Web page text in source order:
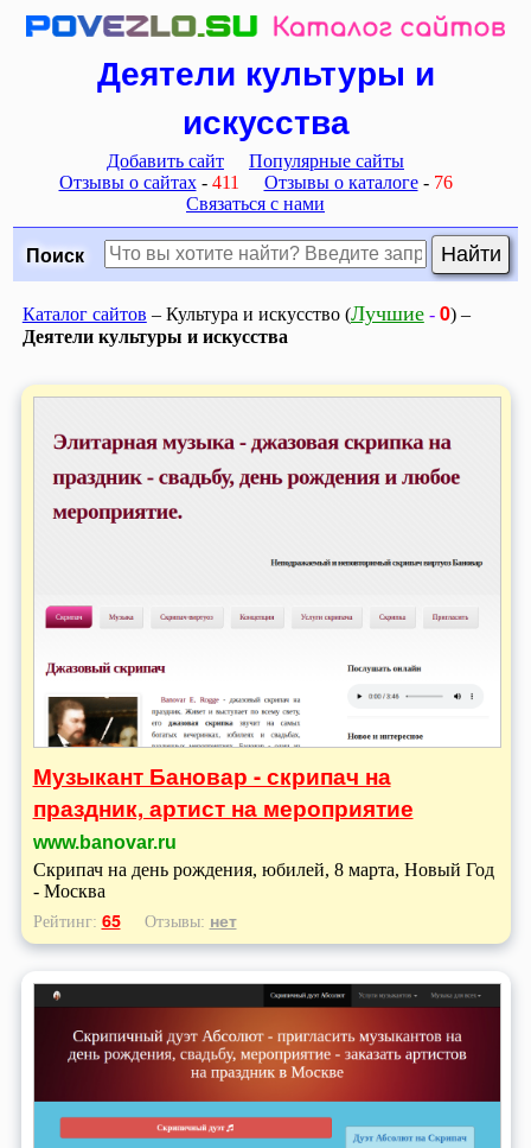
Деятели культуры и
искусства
Добавить сайт
Популярные сайты
Отзывы о сайтах- 411 Отзывы о каталоге- 76
Связаться с нами
Поиск
Каталог сайтов – Культура и искусство (Лучшие - 0) –
Деятели культуры и искусства
Музыкант Бановар - скрипач на
праздник, артист на мероприятие
www.banovar.ru
Скрипач на день рождения, юбилей, 8 марта, Новый Год
- Москва
Рейтинг: 65 Отзывы: нет